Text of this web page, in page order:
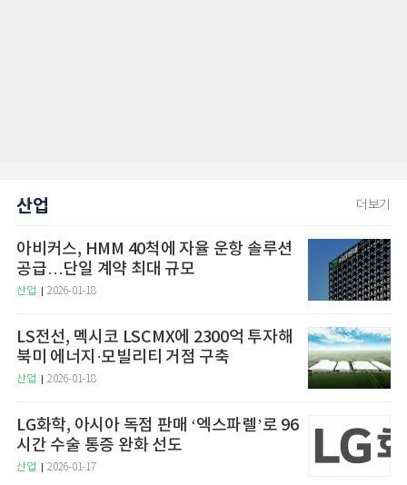
산업 더보기
아비커스, HMM 40척에 자율 운항 솔루션
공급…단일 계약 최대 규모
산업 2026-01-18
LS전선, 멕시코 LSCMX에 2300억 투자해
북미 에너지·모빌리티 거점 구축
산업 2026-01-18
LG화학, 아시아 독점 판매 ‘엑스파렐’로 96
시간 수술 통증 완화 선도
산업 2026-01-17